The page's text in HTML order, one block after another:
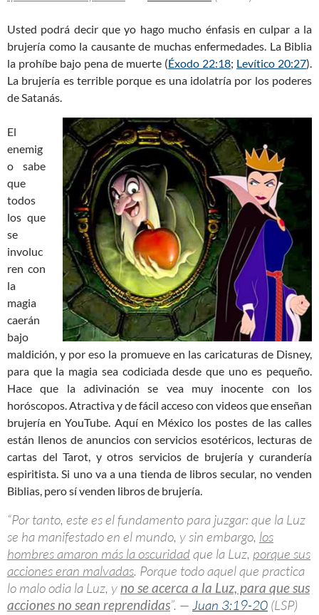
Usted podrá decir que yo hago mucho énfasis en culpar a la
brujería como la causante de muchas enfermedades. La Biblia
la prohíbe bajo pena de muerte (Éxodo 22:18; Levítico 20:27).
La brujería es terrible porque es una idolatría por los poderes
de Satanás.
El
enemig
o sabe
que
todos
los que
se
involuc
ren con
la
magia
caerán
bajo
maldición, y por eso la promueve en las caricaturas de Disney,
para que la magia sea codiciada desde que uno es pequeño.
Hace que la adivinación se vea muy inocente con los
horóscopos. Atractiva y de fácil acceso con videos que enseñan
brujería en YouTube. Aquí en México los postes de las calles
están llenos de anuncios con servicios esotéricos, lecturas de
cartas del Tarot, y otros servicios de brujería y curandería
espiritista. Si uno va a una tienda de libros secular, no venden
Biblias, pero sí venden libros de brujería.
“Por tanto, este es el fundamento para juzgar: que la Luz
se ha manifestado en el mundo, y sin embargo, los
hombres amaron más la oscuridad que la Luz, porque sus
acciones eran malvadas. Porque todo aquel que practica
lo malo odia la Luz, y no se acerca a la Luz, para que sus
acciones no sean reprendidas”. — Juan 3:19-20 (LSP)